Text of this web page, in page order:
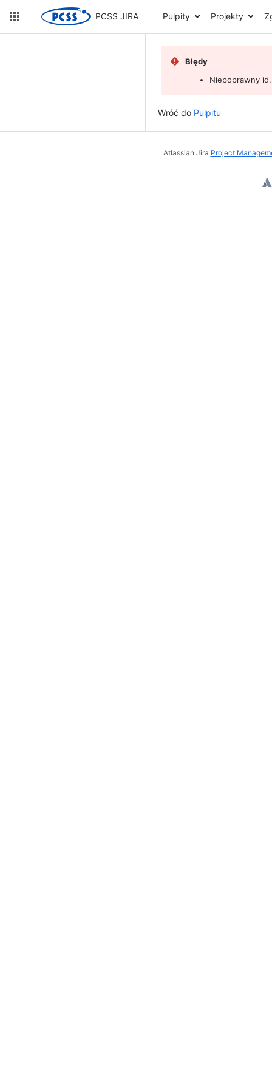
PCSS JIRA Pulpity Projekty
Błędy
Niepoprawny
Wróć do Pulpitu
Atlassian Jira Project